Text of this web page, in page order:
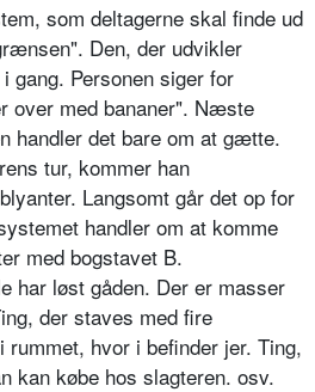
som deltagerne skal finde ud
Den, der udvikler
Personen siger for
over med bananer". Næste
handler det bare om at gætte.
tur, kommer han
Langsomt går det op for
handler om at komme
med bogstavet B.
har løst gåden. Der er masser
der staves med fire
rummet, hvor i befinder jer. Ting,
kan købe hos slagteren. osv.